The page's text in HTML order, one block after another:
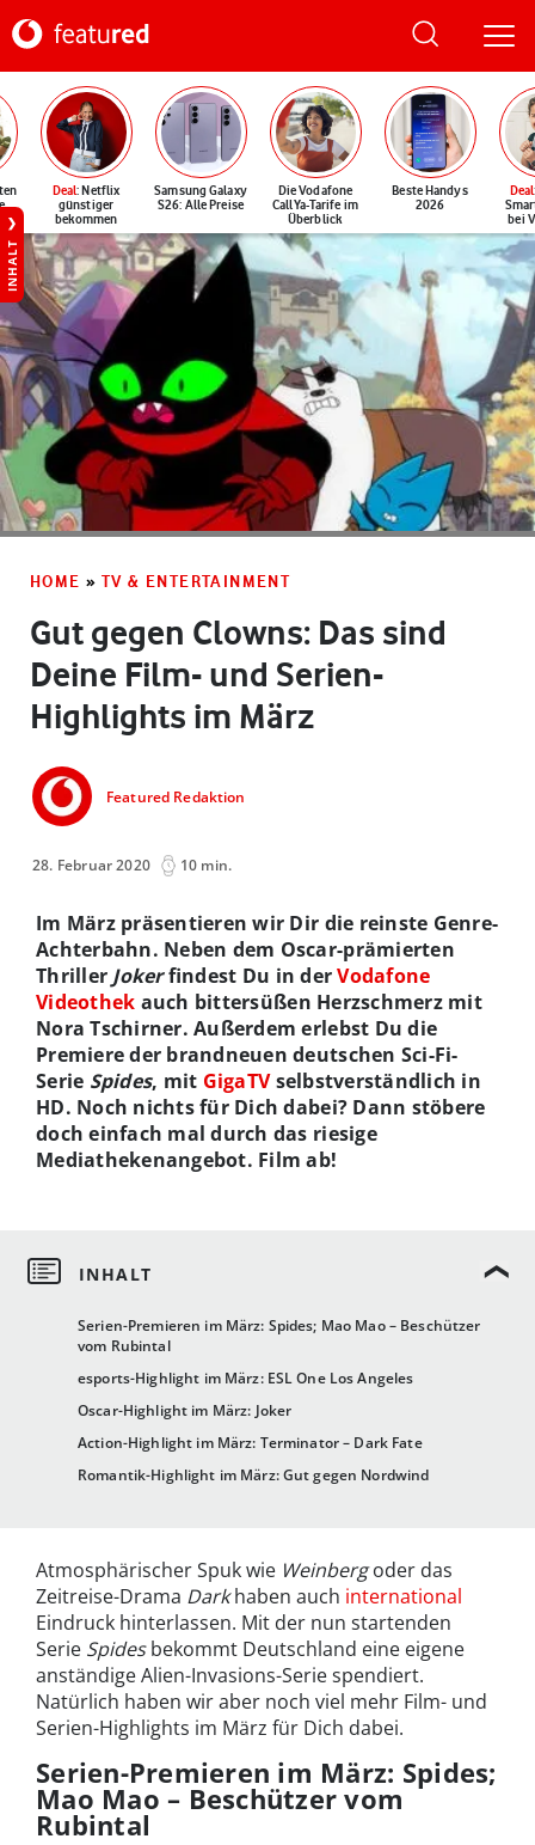
Deal: Netflix
günstiger
bekommen
Samsung Galaxy
S26: Alle Preise
Die Vodafone
CallYa-Tarife im
Überblick
Beste Handys
2026
Deal
bei
INHALT
HOME » TV & ENTERTAINMENT
Gut gegen Clowns: Das sind
Deine Film- und Serien-
Highlights im März
Featured Redaktion
28. Februar 2020 10 min.
Serien-Premieren im März: Spides; Mao Mao – Beschützer
vom Rubintal
esports-Highlight im März: ESL One Los Angeles
Oscar-Highlight im März: Joker
Action-Highlight im März: Terminator – Dark Fate
Romantik-Highlight im März: Gut gegen Nordwind
Im März präsentieren wir Dir die reinste Genre-
Achterbahn. Neben dem Oscar-prämierten
Thriller Jokerfindest Du in derVodafone
Videothek auch bittersüßen Herzschmerz mit
Nora Tschirner. Außerdem erlebst Du die
Premiere der brandneuen deutschen Sci-Fi-
Serie Spides, mit GigaTVselbstverständlich in
HD. Noch nichts für Dich dabei? Dann stöbere
doch einfach mal durch das riesige
Mediathekenangebot. Film ab!
Atmosphärischer Spuk wie Weinbergoder das
Zeitreise-Drama Darkhaben auch international
Eindruck hinterlassen. Mit der nun startenden
Serie Spidesbekommt Deutschland eine eigene
anständige Alien-Invasions-Serie spendiert.
Natürlich haben wir aber noch viel mehr Film- und
Serien-Highlights im März für Dich dabei.
Serien-Premieren im März: Spides;
Mao Mao – Beschützer vom
Rubintal